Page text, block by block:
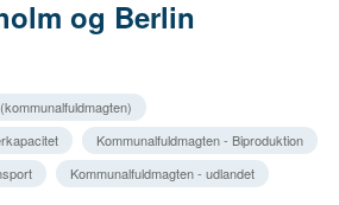
og Berlin
Kommunalfuldmagten - Biproduktion
Kommunalfuldmagten - udlandet